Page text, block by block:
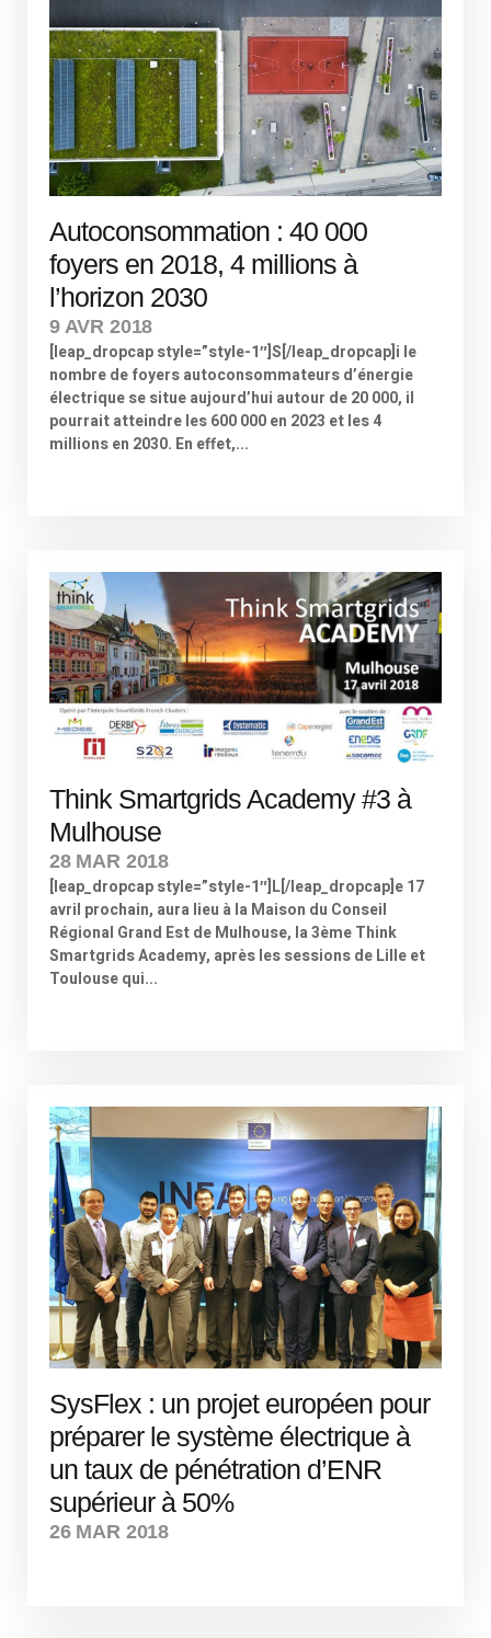
Autoconsommation : 40 000
foyers en 2018, 4 millions à
l’horizon 2030
9 AVR 2018
[leap_dropcap style=”style-1″]S[/leap_dropcap]i le
nombre de foyers autoconsommateurs d’énergie
électrique se situe aujourd’hui autour de 20 000, il
pourrait atteindre les 600 000 en 2023 et les 4
millions en 2030. En effet,...
Think Smartgrids Academy #3 à
Mulhouse
28 MAR 2018
[leap_dropcap style=”style-1″]L[/leap_dropcap]e 17
avril prochain, aura lieu à la Maison du Conseil
Régional Grand Est de Mulhouse, la 3ème Think
Smartgrids Academy, après les sessions de Lille et
Toulouse qui...
SysFlex : un projet européen pour
préparer le système électrique à
un taux de pénétration d’ENR
supérieur à 50%
26 MAR 2018